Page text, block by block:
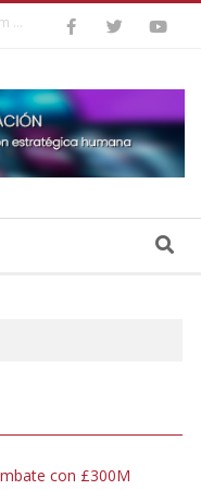
Search
con £300M